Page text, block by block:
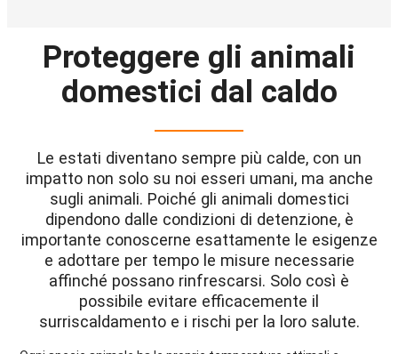
Proteggere gli animali
domestici dal caldo
Le estati diventano sempre più calde, con un
impatto non solo su noi esseri umani, ma anche
sugli animali. Poiché gli animali domestici
dipendono dalle condizioni di detenzione, è
importante conoscerne esattamente le esigenze
e adottare per tempo le misure necessarie
affinché possano rinfrescarsi. Solo così è
possibile evitare efficacemente il
surriscaldamento e i rischi per la loro salute.